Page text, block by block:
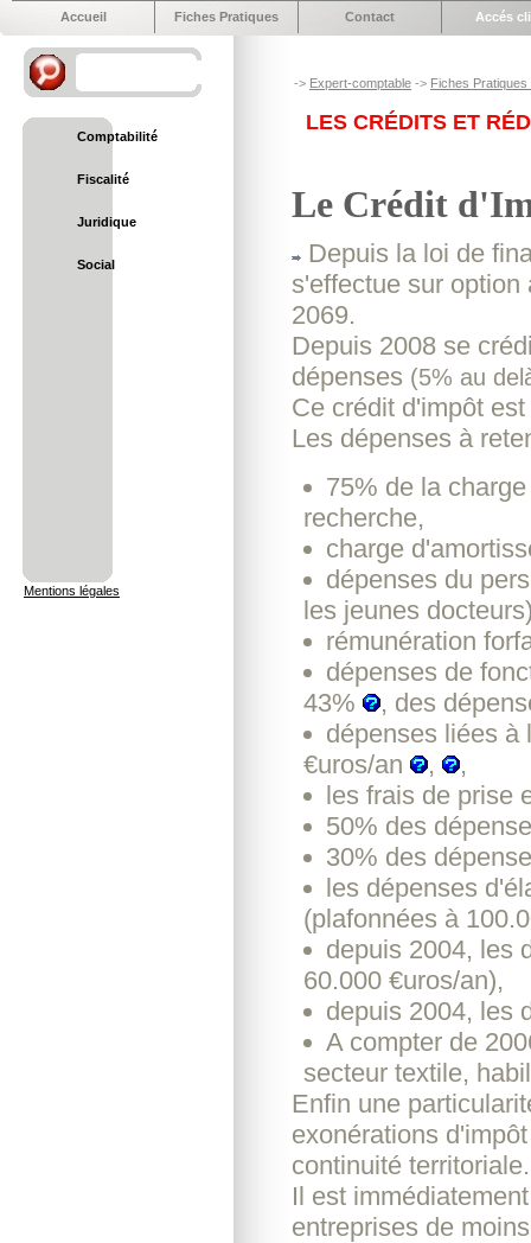
Accueil Fiches Pratiques Contact Accés
Comptabilité
Fiscalité
Juridique
Social
Mentions légales
-> Expert-comptable -> Fiches Pratiques
LES CRÉDITS ET
Le Crédit
Depuis la loi de
s'effectue sur option
2069.
Depuis 2008 se
dépenses (5% au
Ce crédit d'impôt
Les dépenses à
75% de la
recherche,
charge
dépenses du
les jeunes
rémunération
dépenses de
43%
, des
dépenses liées à
€uros/an
,
,
les frais de prise
50% des
30% des
les dépenses
(plafonnées à
depuis 2004, les
60.000 €uros/an),
depuis 2004, les
A compter de
secteur textile,
Enfin une
exonérations
continuité territoriale.
Il est
entreprises de